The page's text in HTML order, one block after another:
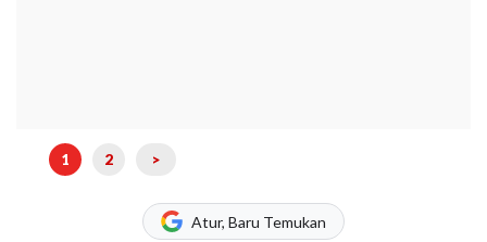
1 2 >
Atur, Baru Temukan